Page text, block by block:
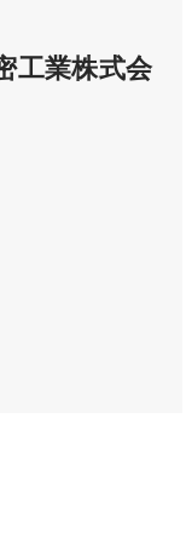
加下さいませ。
ルで開催日までに
してください。
工業株式会